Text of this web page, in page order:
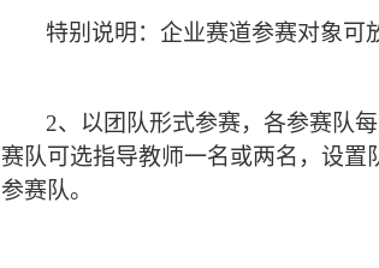
特别说明：企业赛道参赛对象可
2、以团队形式参赛，各参赛队
赛队可选指导教师一名或两名，设
参赛队。